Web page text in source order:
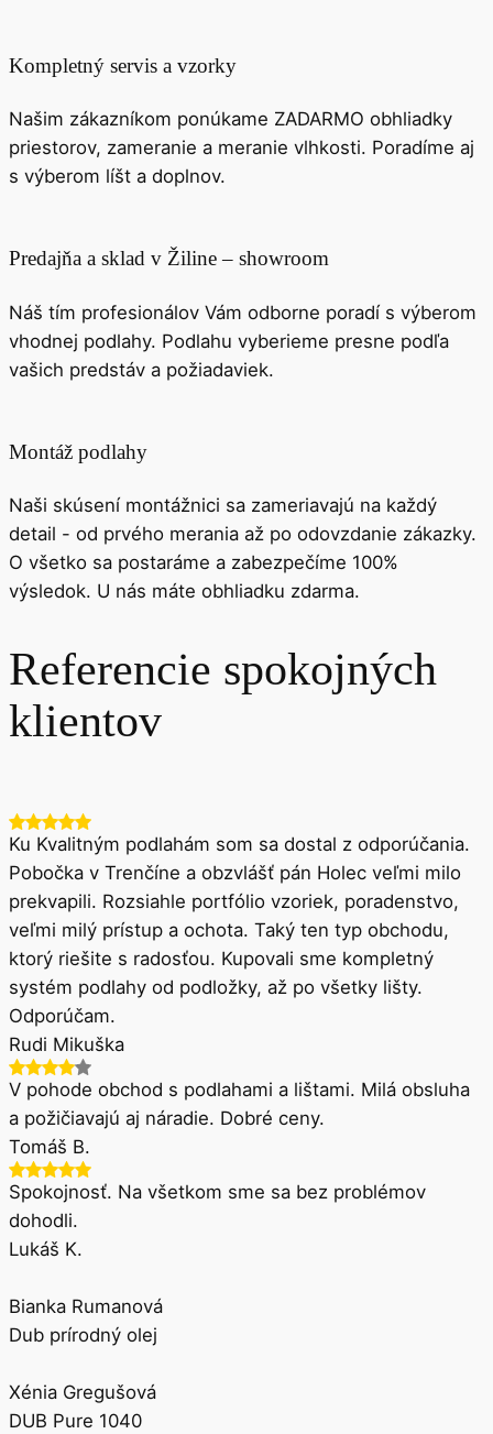
Kompletný servis a vzorky
Našim zákazníkom ponúkame ZADARMO obhliadky
priestorov, zameranie a meranie vlhkosti. Poradíme aj
s výberom líšt a doplnov.
Predajňa a sklad v Žiline – showroom
Náš tím profesionálov Vám odborne poradí s výberom
vhodnej podlahy. Podlahu vyberieme presne podľa
vašich predstáv a požiadaviek.
Montáž podlahy
Naši skúsení montážnici sa zameriavajú na každý
detail - od prvého merania až po odovzdanie zákazky.
O všetko sa postaráme a zabezpečíme 100%
výsledok. U nás máte obhliadku zdarma.
Referencie spokojných
klientov
Ku Kvalitným podlahám som sa dostal z odporúčania.
Pobočka v Trenčíne a obzvlášť pán Holec veľmi milo
prekvapili. Rozsiahle portfólio vzoriek, poradenstvo,
veľmi milý prístup a ochota. Taký ten typ obchodu,
ktorý riešite s radosťou. Kupovali sme kompletný
systém podlahy od podložky, až po všetky lišty.
Odporúčam.
Rudi Mikuška
V pohode obchod s podlahami a lištami. Milá obsluha
a požičiavajú aj náradie. Dobré ceny.
Tomáš B.
Spokojnosť. Na všetkom sme sa bez problémov
dohodli.
Lukáš K.
Bianka Rumanová
Dub prírodný olej
Xénia Gregušová
DUB Pure 1040